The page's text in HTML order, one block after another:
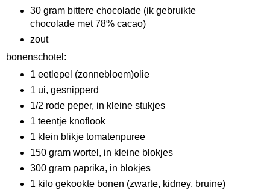
30 gram bittere chocolade (ik gebruikte
chocolade met 78% cacao)
zout
bonenschotel:
1 eetlepel (zonnebloem)olie
1 ui, gesnipperd
1/2 rode peper, in kleine stukjes
1 teentje knoflook
1 klein blikje tomatenpuree
150 gram wortel, in kleine blokjes
300 gram paprika, in blokjes
1 kilo gekookte bonen (zwarte, kidney, bruine)